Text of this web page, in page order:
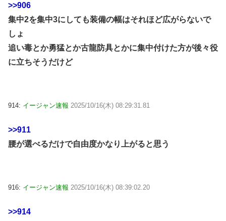
>>906
集中2を集中3にしても装備の幅はそれほど広がらないで
しょ
追い毒とか勇猛とか古龍防具とかに集中付けた方が後々役
に立ちそうだけど
914: イージャン速報 2025/10/16(木) 08:29:31.81
>>911
腰が選べるだけで自由度かなり上がると思う
916: イージャン速報 2025/10/16(木) 08:39:02.20
>>914